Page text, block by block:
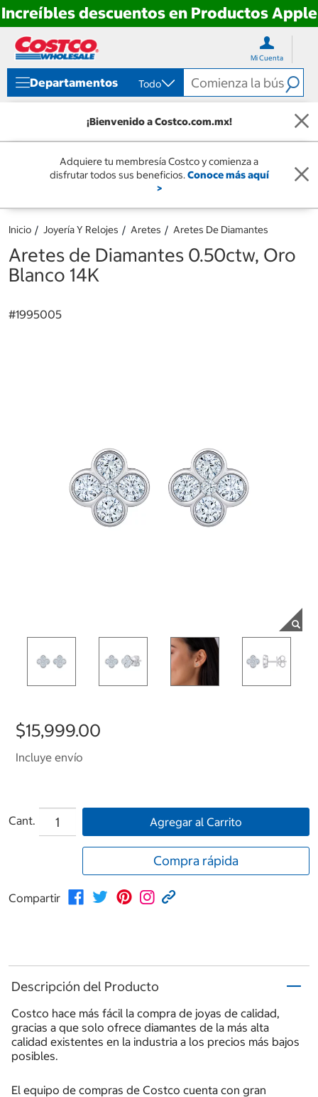
Increíbles descuentos en Productos Apple
directo
contenido
directo
menú
navegación
Mi Cuenta
Departamentos Todo
¡Bienvenido a Costco.com.mx!
Adquiere tu membresía Costco y comienza a
disfrutar todos sus beneficios.Conoce más aquí
>
Inicio Joyería Y Relojes Aretes Aretes De Diamantes
Aretes de Diamantes 0.50ctw, Oro
Blanco 14K
#1995005
$15,999.00
Incluye envío
Cant. Agregar al Carrito
Compra rápida
Compartir
Descripción del Producto
Costco hace más fácil la compra de joyas de calidad,
gracias a que solo ofrece diamantes de la más alta
calidad existentes en la industria a los precios más bajos
posibles.
El equipo de compras de Costco cuenta con gran